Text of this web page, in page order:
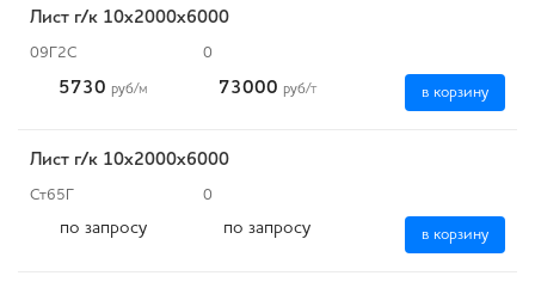
Лист г/к 10х2000х6000
09Г2С 0
5730 руб/м 73000 руб/т в корзину
Лист г/к 10х2000х6000
Ст65Г 0
по запросу по запросу в корзину